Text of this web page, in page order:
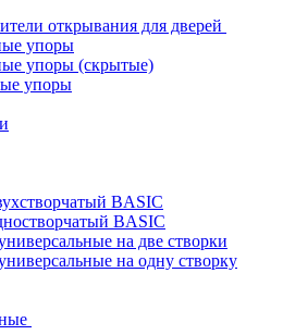
открывания для дверей
упоры
упоры (скрытые)
упоры
BASIC
BASIC
на две створки
на одну створку